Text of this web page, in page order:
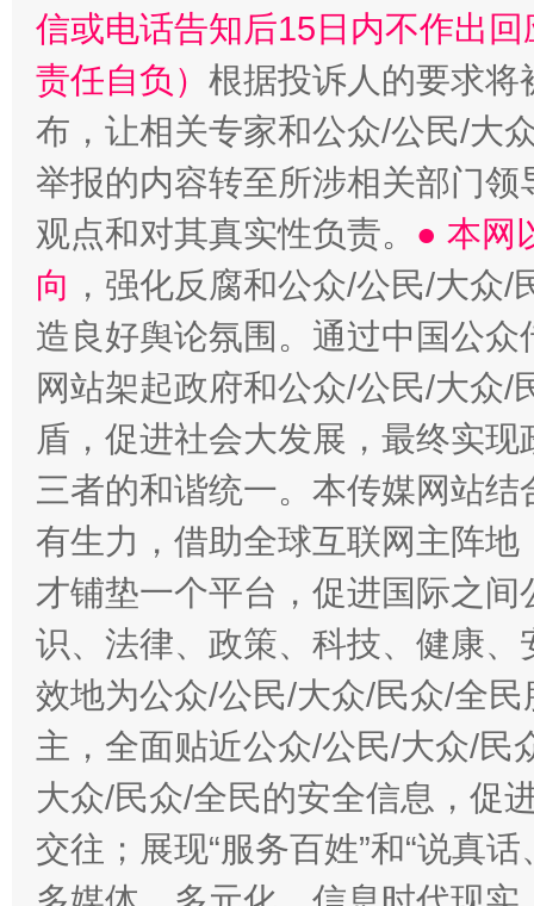
信或电话告知后15日内不作出
责任自负） 根据投诉人的要求将
布，让相关专家和公众/公民/大
举报的内容转至所涉相关部门
观点和对其真实性负责。 ● 本网
向 ，强化反腐和公众/公民/大众
造良好舆论氛围。通过中国公
网站架起政府和公众/公民/大众
盾，促进社会大发展，最终实
三者的和谐统一。本传媒网站
有生力，借助全球互联网主阵
才铺垫一个平台，促进国际之
识、法律、政策、科技、健康
效地为公众/公民/大众/民众/全
主，全面贴近公众/公民/大众/民
大众/民众/全民的安全信息，促
交往；展现“服务百姓”和“说真